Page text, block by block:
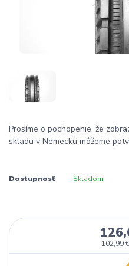
Prosíme o pochopenie, že
skladu v Nemecku môžeme
Dostupnosť Skladom
102,99 €